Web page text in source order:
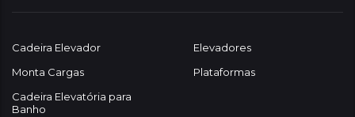
Cadeira Elevador
Elevadores
Monta Cargas
Plataformas
Cadeira Elevatória para
Banho